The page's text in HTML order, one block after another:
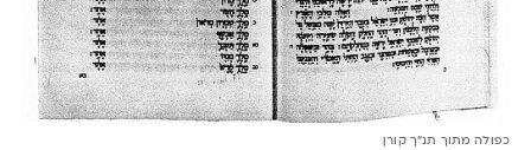
כפולה מתוך תנ״ך קורן